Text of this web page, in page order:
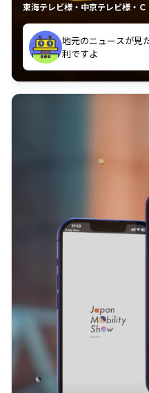
東海テレビ様・中京テレビ様・
中京テレビのおもし
れるの嬉しいポイン
いつも利用させてい